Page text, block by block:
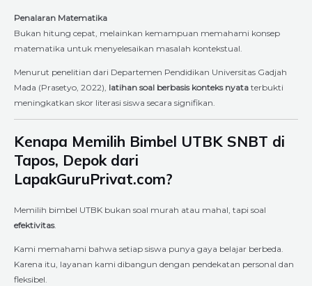
Penalaran Matematika
Bukan hitung cepat, melainkan kemampuan memahami konsep
matematika untuk menyelesaikan masalah kontekstual.
Menurut penelitian dari Departemen Pendidikan Universitas Gadjah
Mada (Prasetyo, 2022), latihan soal berbasis konteks nyata terbukti
meningkatkan skor literasi siswa secara signifikan.
Kenapa Memilih Bimbel UTBK SNBT di
Tapos, Depok dari
LapakGuruPrivat.com?
Memilih bimbel UTBK bukan soal murah atau mahal, tapi soal
efektivitas.
Kami memahami bahwa setiap siswa punya gaya belajar berbeda.
Karena itu, layanan kami dibangun dengan pendekatan personal dan
fleksibel.